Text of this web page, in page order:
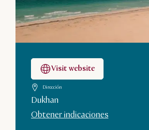
Visit website
Dirección
Dukhan
Obtener indicaciones